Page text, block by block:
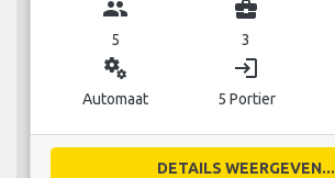
group
5
business_center
3
miscellaneous_services
Automaat
login
5 Portier
DETAILS WEERGEVEN...